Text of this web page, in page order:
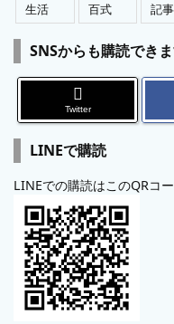
生活
百式 記
SNSからも購読できま
Twitter
LINEで購読
LINEでの購読はこのQRコー